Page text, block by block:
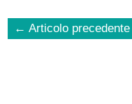
← Articolo precedente